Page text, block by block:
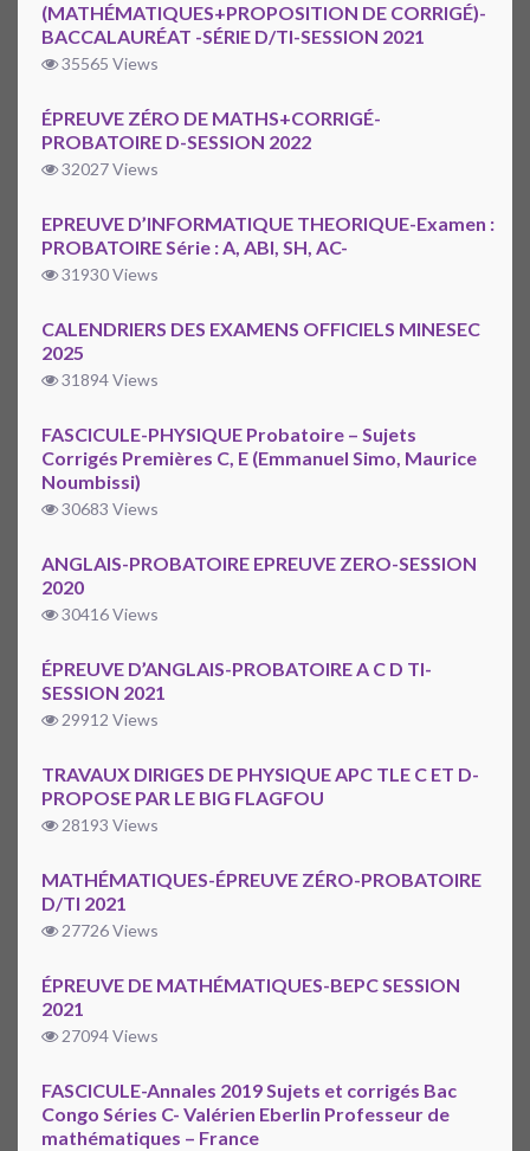
(MATHÉMATIQUES+PROPOSITION DE CORRIGÉ)-
BACCALAURÉAT -SÉRIE D/TI-SESSION 2021
35565 Views
ÉPREUVE ZÉRO DE MATHS+CORRIGÉ-
PROBATOIRE D-SESSION 2022
32027 Views
EPREUVE D’INFORMATIQUE THEORIQUE-Examen :
PROBATOIRE Série : A, ABI, SH, AC-
31930 Views
CALENDRIERS DES EXAMENS OFFICIELS MINESEC
2025
31894 Views
FASCICULE-PHYSIQUE Probatoire – Sujets
Corrigés Premières C, E (Emmanuel Simo, Maurice
Noumbissi)
30683 Views
ANGLAIS-PROBATOIRE EPREUVE ZERO-SESSION
2020
30416 Views
ÉPREUVE D’ANGLAIS-PROBATOIRE A C D TI-
SESSION 2021
29912 Views
TRAVAUX DIRIGES DE PHYSIQUE APC TLE C ET D-
PROPOSE PAR LE BIG FLAGFOU
28193 Views
MATHÉMATIQUES-ÉPREUVE ZÉRO-PROBATOIRE
D/TI 2021
27726 Views
ÉPREUVE DE MATHÉMATIQUES-BEPC SESSION
2021
27094 Views
FASCICULE-Annales 2019 Sujets et corrigés Bac
Congo Séries C- Valérien Eberlin Professeur de
mathématiques – France